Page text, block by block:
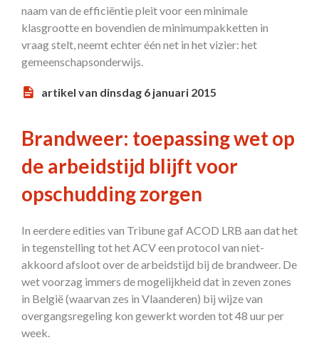
naam van de efficiëntie pleit voor een minimale
klasgrootte en bovendien de minimumpakketten in
vraag stelt, neemt echter één net in het vizier: het
gemeenschapsonderwijs.
artikel van dinsdag 6 januari 2015
Brandweer: toepassing wet op
de arbeidstijd blijft voor
opschudding zorgen
In eerdere edities van Tribune gaf ACOD LRB aan dat het
in tegenstelling tot het ACV een protocol van niet-
akkoord afsloot over de arbeidstijd bij de brandweer. De
wet voorzag immers de mogelijkheid dat in zeven zones
in België (waarvan zes in Vlaanderen) bij wijze van
overgangsregeling kon gewerkt worden tot 48 uur per
week.